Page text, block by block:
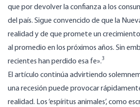
que por devolver la confianza a los
del país. Sigue convencido de que la
realidad y de que promete un
al promedio en los próximos años. Sin
recientes han perdido esa fe».3
El artículo continúa advirtiendo
una recesión puede provocar
realidad. Los ‘espíritus animales’, como